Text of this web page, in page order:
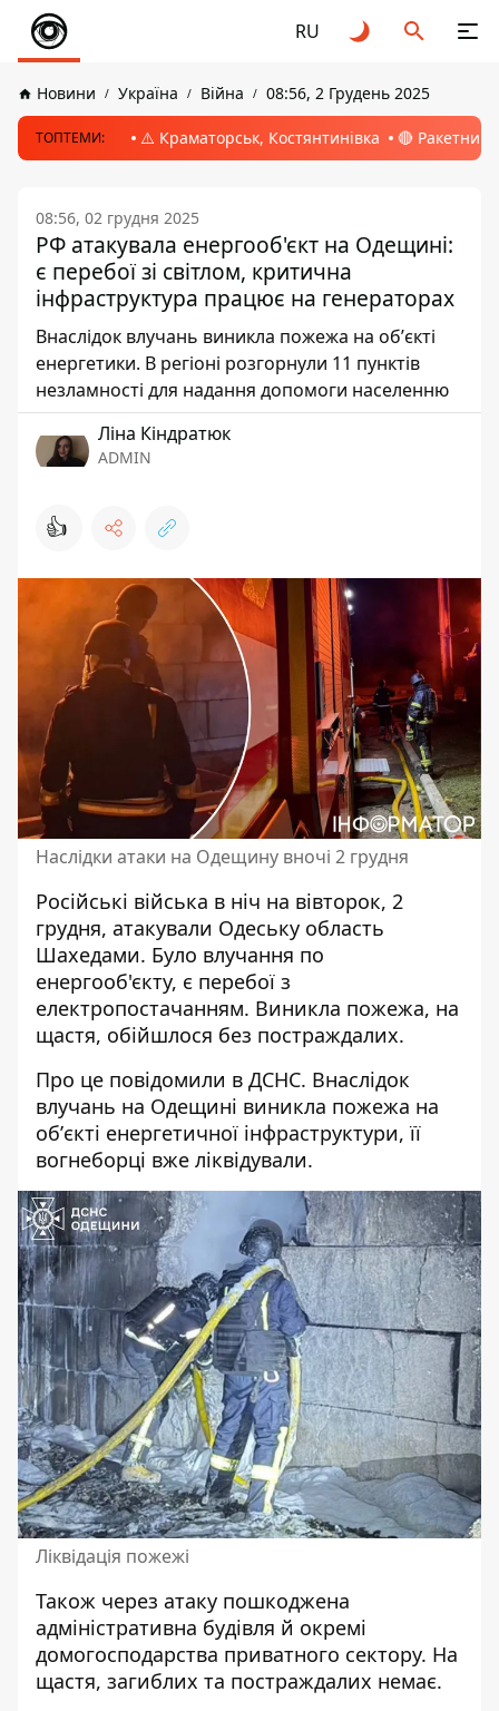
RU
Новини Україна Війна 08:56, 2 Грудень 2025
ТОПТЕМИ: ⚠️ Краматорськ, Костянтинівка 🔴 Ракетний
08:56, 02 грудня 2025
РФ атакувала енергооб'єкт на Одещині:
є перебої зі світлом, критична
інфраструктура працює на генераторах
Внаслідок влучань виникла пожежа на обʼєкті
енергетики. В регіоні розгорнули 11 пунктів
незламності для надання допомоги населенню
Ліна Кіндратюк
ADMIN
👍
Наслідки атаки на Одещину вночі 2 грудня
Російські війська в ніч на вівторок, 2
грудня, атакували Одеську область
Шахедами. Було влучання по
енергооб'єкту, є перебої з
електропостачанням. Виникла пожежа, на
щастя, обійшлося без постраждалих.
Про це повідомили в ДСНС. Внаслідок
влучань на Одещині виникла пожежа на
обʼєкті енергетичної інфраструктури, її
вогнеборці вже ліквідували.
Ліквідація пожежі
Також через атаку пошкоджена
адміністративна будівля й окремі
домогосподарства приватного сектору. На
щастя, загиблих та постраждалих немає.